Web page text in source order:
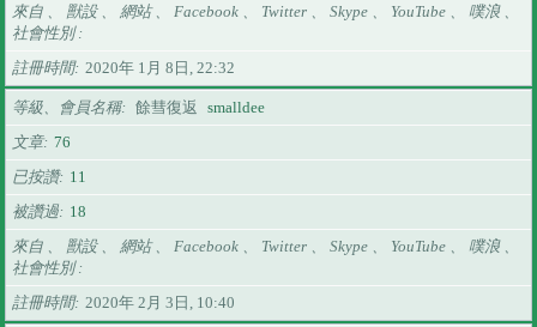
來自 、 獸設 、 網站 、 Facebook 、 Twitter 、 Skype 、 YouTube 、 噗浪 、
社會性別
註冊時間
2020年 1月 8日, 22:32
等級、會員名稱 餘彗復返
smalldee
文章 76
已按讚
11
被讚過
18
來自 、 獸設 、 網站 、 Facebook 、 Twitter 、 Skype 、 YouTube 、 噗浪 、
社會性別
註冊時間
2020年 2月 3日, 10:40